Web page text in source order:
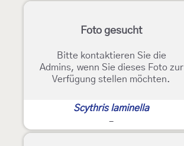
Foto gesucht
Bitte kontaktieren Sie die
Admins, wenn Sie dieses Foto zur
Verfügung stellen möchten.
Scythris laminella
-